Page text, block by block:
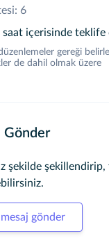
6
saat içerisinde teklife
gereği
de dahil olmak üzere
Gönder
şekilde
gönder